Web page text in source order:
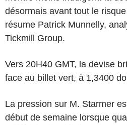
désormais avant tout le
résume Patrick Munnelly,
Tickmill Group.
Vers 20H40 GMT, la devise
face au billet vert, à 1,3400
La pression sur M. Starmer
début de semaine lorsque